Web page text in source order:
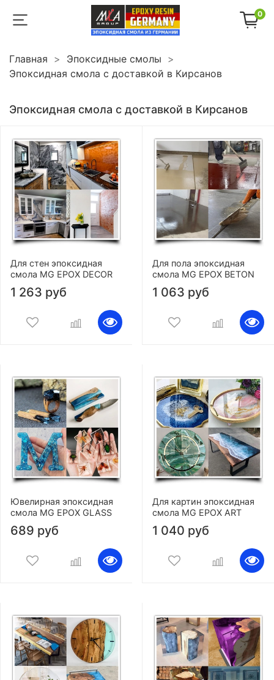
0
Главная
Эпоксидные смолы
Эпоксидная смола с доставкой в Кирсанов
Эпоксидная смола с доставкой в Кирсанов
Для стен эпоксидная
смола MG EPOX DECOR
1 263 руб
Для пола эпоксидная
смола MG EPOX BETON
1 063 руб
Ювелирная эпоксидная
смола MG EPOX GLASS
689 руб
Для картин эпоксидная
смола MG EPOX ART
1 040 руб